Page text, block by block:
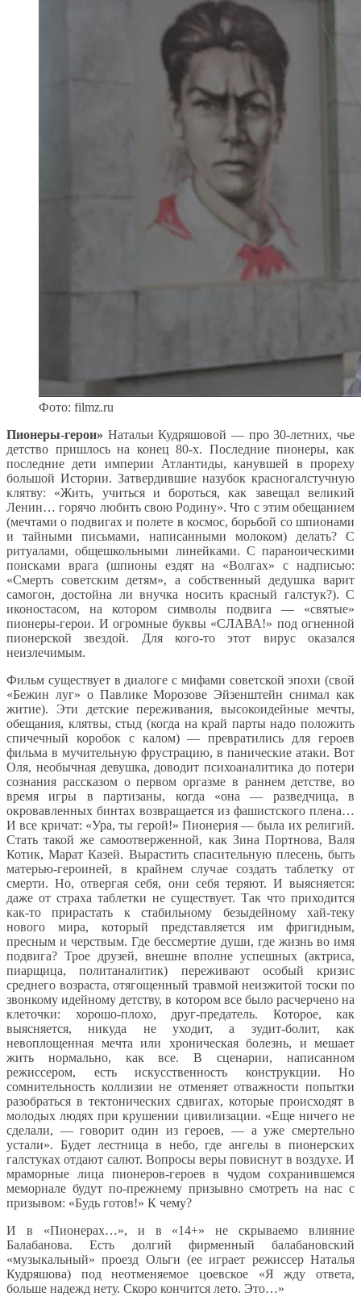
Фото: filmz.ru
Пионеры-герои» Натальи Кудряшовой — про 30-летних, чье
детство пришлось на конец 80-х. Последние пионеры, как
последние дети империи Атлантиды, канувшей в прореху
большой Истории. Затвердившие назубок красногалстучную
клятву: «Жить, учиться и бороться, как завещал великий
Ленин… горячо любить свою Родину». Что с этим обещанием
(мечтами о подвигах и полете в космос, борьбой со шпионами
и тайными письмами, написанными молоком) делать? С
ритуалами, общешкольными линейками. С параноическими
поисками врага (шпионы ездят на «Волгах» с надписью:
«Смерть советским детям», а собственный дедушка варит
самогон, достойна ли внучка носить красный галстук?). С
иконостасом, на котором символы подвига — «святые»
пионеры-герои. И огромные буквы «СЛАВА!» под огненной
пионерской звездой. Для кого-то этот вирус оказался
неизлечимым.
Фильм существует в диалоге с мифами советской эпохи (свой
«Бежин луг» о Павлике Морозове Эйзенштейн снимал как
житие). Эти детские переживания, высокоидейные мечты,
обещания, клятвы, стыд (когда на край парты надо положить
спичечный коробок с калом) — превратились для героев
фильма в мучительную фрустрацию, в панические атаки. Вот
Оля, необычная девушка, доводит психоаналитика до потери
сознания рассказом о первом оргазме в раннем детстве, во
время игры в партизаны, когда «она — разведчица, в
окровавленных бинтах возвращается из фашистского плена…
И все кричат: «Ура, ты герой!» Пионерия — была их религий.
Стать такой же самоотверженной, как Зина Портнова, Валя
Котик, Марат Казей. Вырастить спасительную плесень, быть
матерью-героиней, в крайнем случае создать таблетку от
смерти. Но, отвергая себя, они себя теряют. И выясняется:
даже от страха таблетки не существует. Так что приходится
как-то прирастать к стабильному безыдейному хай-теку
нового мира, который представляется им фригидным,
пресным и черствым. Где бессмертие души, где жизнь во имя
подвига? Трое друзей, внешне вполне успешных (актриса,
пиарщица, политаналитик) переживают особый кризис
среднего возраста, отягощенный травмой неизжитой тоски по
звонкому идейному детству, в котором все было расчерчено на
клеточки: хорошо-плохо, друг-предатель. Которое, как
выясняется, никуда не уходит, а зудит-болит, как
невоплощенная мечта или хроническая болезнь, и мешает
жить нормально, как все. В сценарии, написанном
режиссером, есть искусственность конструкции. Но
сомнительность коллизии не отменяет отважности попытки
разобраться в тектонических сдвигах, которые происходят в
молодых людях при крушении цивилизации. «Еще ничего не
сделали, — говорит один из героев, — а уже смертельно
устали». Будет лестница в небо, где ангелы в пионерских
галстуках отдают салют. Вопросы веры повиснут в воздухе. И
мраморные лица пионеров-героев в чудом сохранившемся
мемориале будут по-прежнему призывно смотреть на нас с
призывом: «Будь готов!» К чему?
И в «Пионерах…», и в «14+» не скрываемо влияние
Балабанова. Есть долгий фирменный балабановский
«музыкальный» проезд Ольги (ее играет режиссер Наталья
Кудряшова) под неотменяемое цоевское «Я жду ответа,
больше надежд нету. Скоро кончится лето. Это…»